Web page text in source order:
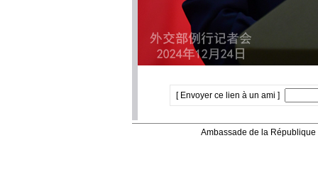
[ Envoyer ce lien à un ami ]
Ambassade de la